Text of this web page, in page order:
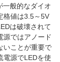
一般的なダイオ
格値は3.5～5V
は破壊されて
源ではアノード
いことが重要で
電源でLEDを使